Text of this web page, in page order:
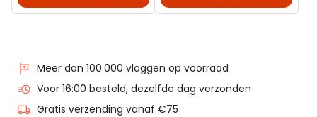
Meer dan 100.000 vlaggen op voorraad
Voor 16:00 besteld, dezelfde dag verzonden
Gratis verzending vanaf €75